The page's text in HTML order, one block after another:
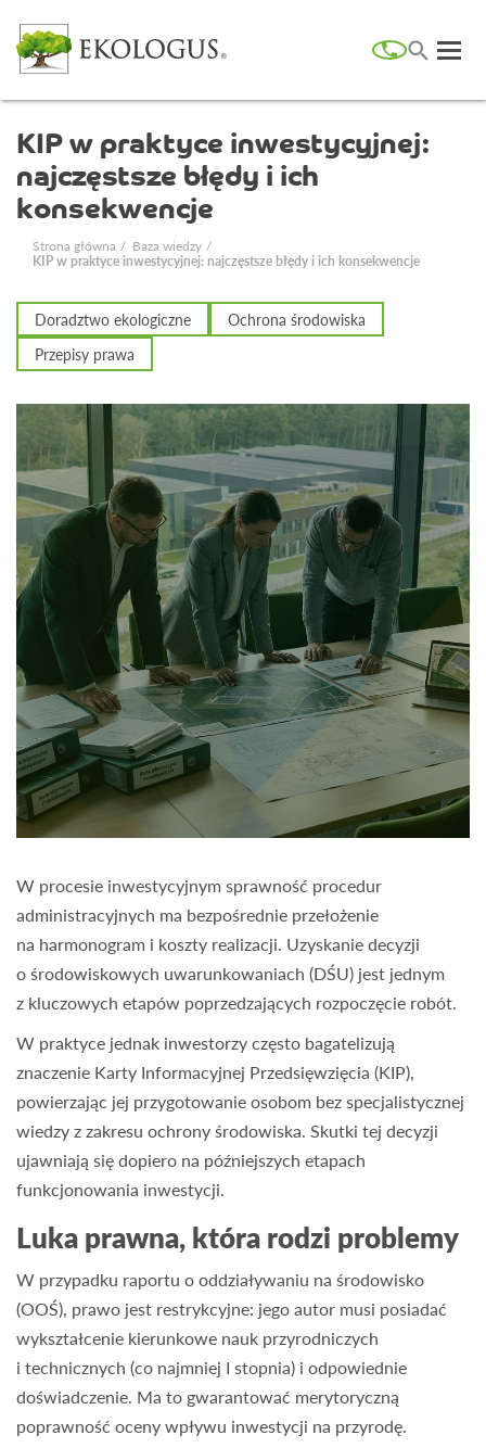
KIP w praktyce inwestycyjnej:
najczęstsze błędy i ich
konsekwencje
Strona główna
Baza wiedzy
KIP w praktyce inwestycyjnej: najczęstsze błędy i ich konsekwencje
Doradztwo ekologiczne
Ochrona środowiska
Przepisy prawa
W procesie inwestycyjnym sprawność procedur
administracyjnych ma bezpośrednie przełożenie
na harmonogram i koszty realizacji. Uzyskanie decyzji
o środowiskowych uwarunkowaniach (DŚU) jest jednym
z kluczowych etapów poprzedzających rozpoczęcie robót.
W praktyce jednak inwestorzy często bagatelizują
znaczenie Karty Informacyjnej Przedsięwzięcia (KIP),
powierzając jej przygotowanie osobom bez specjalistycznej
wiedzy z zakresu ochrony środowiska. Skutki tej decyzji
ujawniają się dopiero na późniejszych etapach
funkcjonowania inwestycji.
Luka prawna, która rodzi problemy
W przypadku raportu o oddziaływaniu na środowisko
(OOŚ), prawo jest restrykcyjne: jego autor musi posiadać
wykształcenie kierunkowe nauk przyrodniczych
i technicznych (co najmniej I stopnia) i odpowiednie
doświadczenie. Ma to gwarantować merytoryczną
poprawność oceny wpływu inwestycji na przyrodę.